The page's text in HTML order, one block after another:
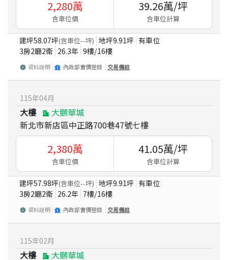
2,280萬
含車位價
39.26萬/坪
含車位計算
建坪58.07坪(含車位--坪) 地坪9.91坪 有車位
3房2廳2衛 26.3年 9樓/16樓
資料說明 內政部實價登錄 交易備註
115年04月
大樓
大鵬華城
新北市新店區中正路700巷47號七樓
2,380萬
含車位價
41.05萬/坪
含車位計算
建坪57.98坪(含車位--坪) 地坪9.91坪 有車位
3房2廳2衛 26.2年 7樓/16樓
資料說明 內政部實價登錄 交易備註
115年02月
大樓
大鵬華城